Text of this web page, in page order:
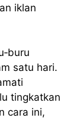
iklan
satu hari.
tingkatkan
cara ini,